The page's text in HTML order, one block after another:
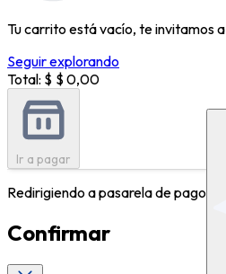
Tu carrito está vacío, te invitamos a
Seguir explorando
Total: $ $ 0,00
Ir a pagar
Redirigiendo a pasarela de pagos...
Confirmar